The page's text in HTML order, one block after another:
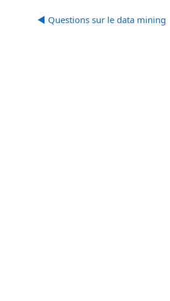
◀︎ Questions sur le data mining